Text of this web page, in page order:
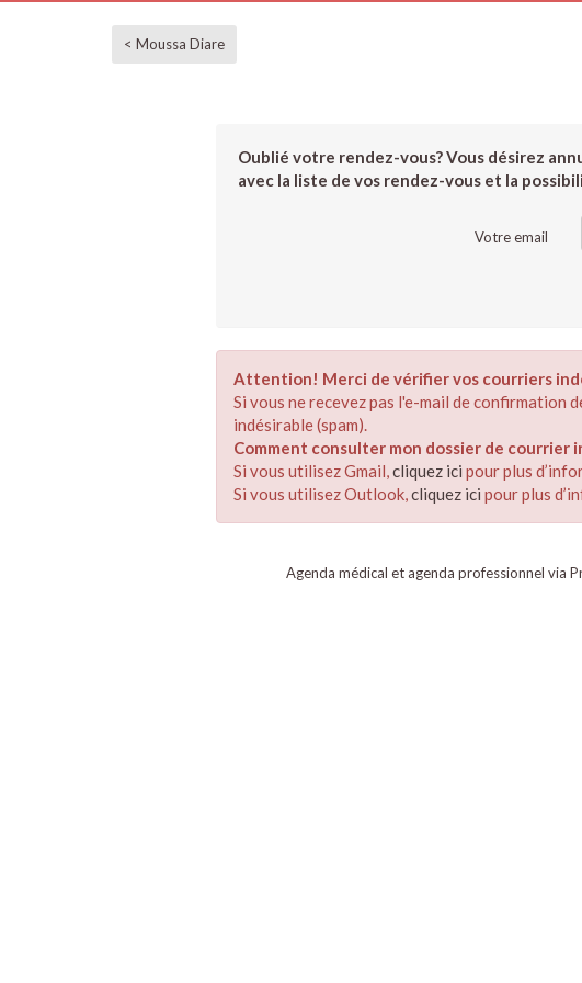
< Moussa Diare
Oublié votre rendez-vous? Vous désirez
avec la liste de vos rendez-vous et la
Votre email
Attention! Merci de vérifier vos courriers
Si vous ne recevez pas l'e-mail de
indésirable (spam).
Comment consulter mon dossier de courrier
Si vous utilisez Gmail,cliquez ici pour plus
Si vous utilisez Outlook,cliquez ici pour plus
Agenda médical et agenda professionnel via